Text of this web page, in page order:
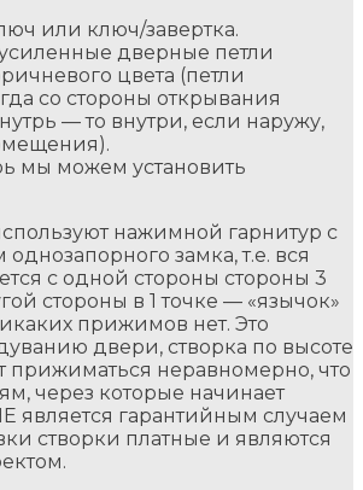
или ключ/завертка.
дверные петли
цвета (петли
со стороны открывания
— то внутри, если наружу,
мы можем установить
нажимной гарнитур с
однозапорного замка, т.е. вся
с одной стороны стороны 3
стороны в 1 точке — «язычок»
прижимов нет. Это
двери, створка по высоте
прижиматься неравномерно, что
через которые начинает
является гарантийным случаем
створки платные и являются